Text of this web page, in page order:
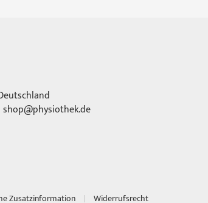
shop@physiothek.de
Zusatzinformation Widerrufsrecht